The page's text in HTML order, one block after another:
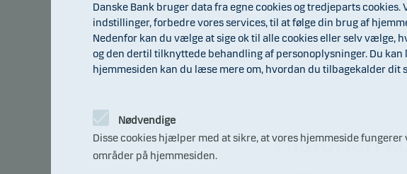
Historien
Danske Bank bruger data fra egne cookies og tredjeparts
indstillinger, forbedre vores services, til at følge din brug af
Nedenfor kan du vælge at sige ok til alle cookies eller selv vælge,
og den dertil tilknyttede behandling af personoplysninger. Du
hjemmesiden kan du læse mere om, hvordan du tilbagekalder dit
Nødvendige
Disse cookies hjælper med at sikre, at vores hjemmeside
områder på hjemmesiden.